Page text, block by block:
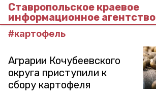
Ставропольское краевое
информационное агентство
#картофель
Аграрии Кочубеевского
округа приступили к
сбору картофеля